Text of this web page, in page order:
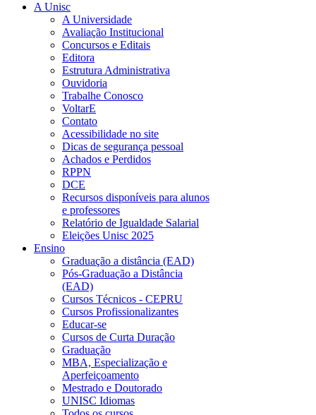
A Unisc
A Universidade
Avaliação Institucional
Concursos e Editais
Editora
Estrutura Administrativa
Ouvidoria
Trabalhe Conosco
VoltarE
Contato
Acessibilidade no site
Dicas de segurança pessoal
Achados e Perdidos
RPPN
DCE
Recursos disponíveis para alunos
e professores
Relatório de Igualdade Salarial
Eleições Unisc 2025
Ensino
Graduação a distância (EAD)
Pós-Graduação a Distância
(EAD)
Cursos Técnicos - CEPRU
Cursos Profissionalizantes
Educar-se
Cursos de Curta Duração
Graduação
MBA, Especialização e
Aperfeiçoamento
Mestrado e Doutorado
UNISC Idiomas